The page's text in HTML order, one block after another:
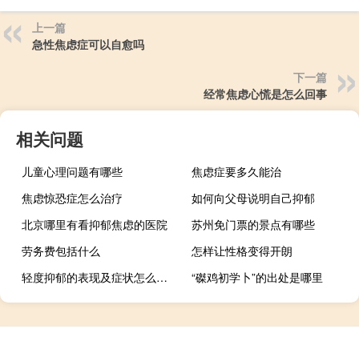
上一篇
急性焦虑症可以自愈吗
下一篇
经常焦虑心慌是怎么回事
相关问题
儿童心理问题有哪些
焦虑症要多久能治
焦虑惊恐症怎么治疗
如何向父母说明自己抑郁
北京哪里有看抑郁焦虑的医院
苏州免门票的景点有哪些
劳务费包括什么
怎样让性格变得开朗
轻度抑郁的表现及症状怎么治疗
“磔鸡初学卜”的出处是哪里